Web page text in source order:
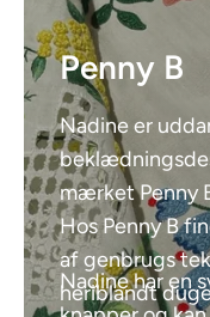
Penny B
Nadine er
mærket Penny
Hos Penny B
af genbrugs
heriblandt
Nadine har en